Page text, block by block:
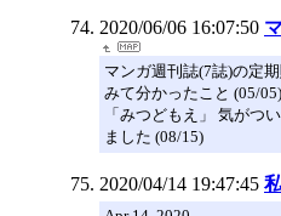
2020/06/06 16:07:50
マンガ週刊誌(7誌)の定
みて分かったこと (05/05)
「みつどもえ」 気がつ
ました (08/15)
2020/04/14 19:47:45